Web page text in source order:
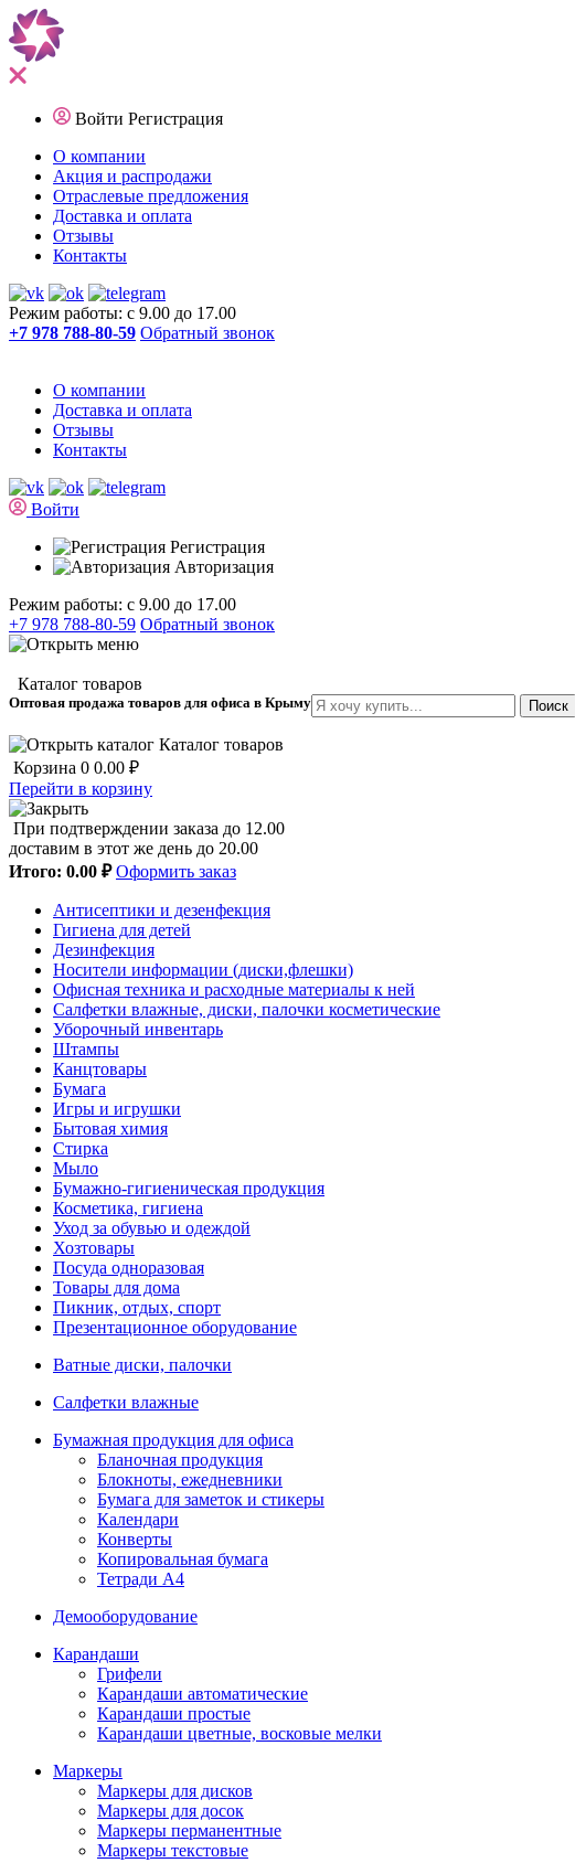
Войти Регистрация
О компании
Акция и распродажи
Отраслевые предложения
Доставка и оплата
Отзывы
Контакты
Режим работы: с 9.00 до 17.00
+7 978 788-80-59 Обратный звонок
О компании
Доставка и оплата
Отзывы
Контакты
Войти
Регистрация
Авторизация
Режим работы: с 9.00 до 17.00
+7 978 788-80-59 Обратный звонок
Каталог товаров
Оптовая продажа товаров для офиса в Крыму
Поиск
Каталог товаров
Корзина 0 0.00 ₽
Перейти в корзину
При подтверждении заказа до 12.00
доставим в этот же день до 20.00
Итого: 0.00 ₽ Оформить заказ
Антисептики и дезенфекция
Гигиена для детей
Дезинфекция
Носители информации (диски,флешки)
Офисная техника и расходные материалы к ней
Салфетки влажные, диски, палочки косметические
Уборочный инвентарь
Штампы
Канцтовары
Бумага
Игры и игрушки
Бытовая химия
Стирка
Мыло
Бумажно-гигиеническая продукция
Косметика, гигиена
Уход за обувью и одеждой
Хозтовары
Посуда одноразовая
Товары для дома
Пикник, отдых, спорт
Презентационное оборудование
Ватные диски, палочки
Салфетки влажные
Бумажная продукция для офиса
Бланочная продукция
Блокноты, ежедневники
Бумага для заметок и стикеры
Календари
Конверты
Копировальная бумага
Тетради А4
Демооборудование
Карандаши
Грифели
Карандаши автоматические
Карандаши простые
Карандаши цветные, восковые мелки
Маркеры
Маркеры для дисков
Маркеры для досок
Маркеры перманентные
Маркеры текстовые